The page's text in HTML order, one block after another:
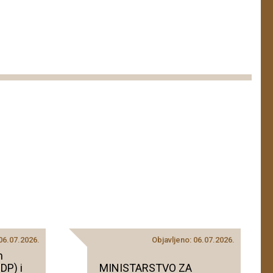
i
Objavljeno: 06.07.2026.
MINISTARSTVO ZA